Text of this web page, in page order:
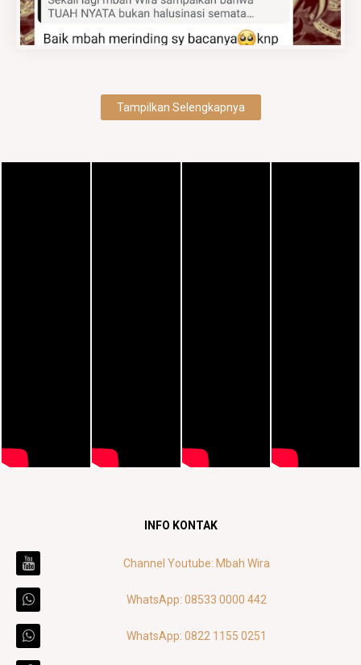
Tampilkan Selengkapnya
INFO KONTAK
Channel Youtube: Mbah Wira
WhatsApp: 08533 0000 442
WhatsApp: 0822 1155 0251